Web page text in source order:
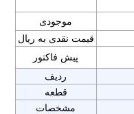
موجودی
قیمت نقدی به ریال
پیش فاکتور
ردیف
قطعه
مشخصات